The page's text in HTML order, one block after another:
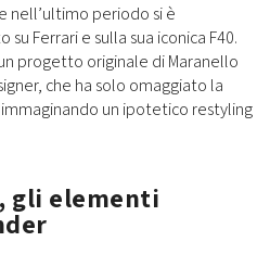
e nell’ultimo periodo si è
Ferrari e sulla sua iconica F40.
progetto originale di Maranello
che ha solo omaggiato la
un ipotetico restyling
gli elementi